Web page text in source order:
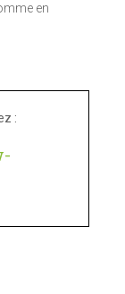
en
: